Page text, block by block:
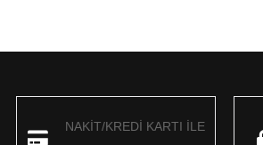
NAKİT/KREDİ KARTI İLE